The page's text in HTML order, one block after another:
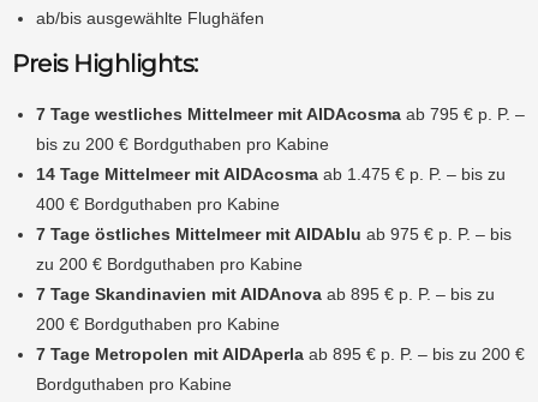
ab/bis ausgewählte Flughäfen
Preis Highlights:
7 Tage westliches Mittelmeer mit AIDAcosma ab 795 € p. P. –
bis zu 200 € Bordguthaben pro Kabine
14 Tage Mittelmeer mit AIDAcosma ab 1.475 € p. P. – bis zu
400 € Bordguthaben pro Kabine
7 Tage östliches Mittelmeer mit AIDAblu ab 975 € p. P. – bis
zu 200 € Bordguthaben pro Kabine
7 Tage Skandinavien mit AIDAnova ab 895 € p. P. – bis zu
200 € Bordguthaben pro Kabine
7 Tage Metropolen mit AIDAperla ab 895 € p. P. – bis zu 200 €
Bordguthaben pro Kabine